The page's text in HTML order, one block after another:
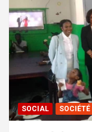
SOCIAL SOCIÉTÉ